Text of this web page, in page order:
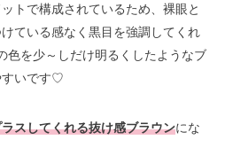
トで構成されているため、裸眼と
ている感なく黒目を強調してくれ
色を少～しだけ明るくしたようなブ
すいです♡
スしてくれる抜け感ブラウンにな